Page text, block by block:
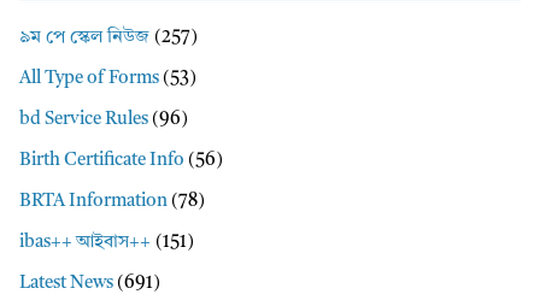
৯ম পে স্কেল নিউজ (257)
All Type of Forms (53)
bd Service Rules (96)
Birth Certificate Info (56)
BRTA Information (78)
ibas++ আইবাস++ (151)
Latest News (691)